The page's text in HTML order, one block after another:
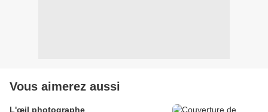
Vous aimerez aussi
L'œil photographe